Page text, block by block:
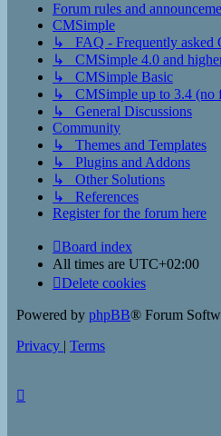
Forum rules and
CMSimple
↳ FAQ - Frequently asked
↳ CMSimple 4.0 and
↳ CMSimple Basic
↳ CMSimple up to 3.4 (no
↳ General Discussions
Community
↳ Themes and Templates
↳ Plugins and Addons
↳ Other Solutions
↳ References
Register for the forum here
Board index
All times are UTC+02:00
Delete cookies
Powered by phpBB® Forum
Privacy | Terms